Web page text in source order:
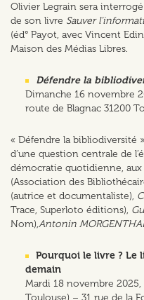
Olivier Legrain sera
de son livre Sauver
(éd° Payot, avec Vincent
Maison des Médias Libres.
Défendre la
Dimanche 16 novembre
route de Blagnac 31200
« Défendre la bibliodiversité
d’une question centrale de
démocratie quotidienne, aux
(Association des
(autrice et documentaliste),
Trace, Superloto éditions),
Nom),Antonin
Pourquoi le livre ? Le
demain
Mardi 18 novembre
Toulouse) – 31 rue de la